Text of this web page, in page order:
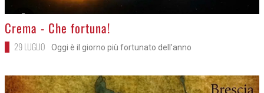
>
Crema - Che fortuna!
29 LUGLIO Oggi è il giorno più fortunato dell’anno